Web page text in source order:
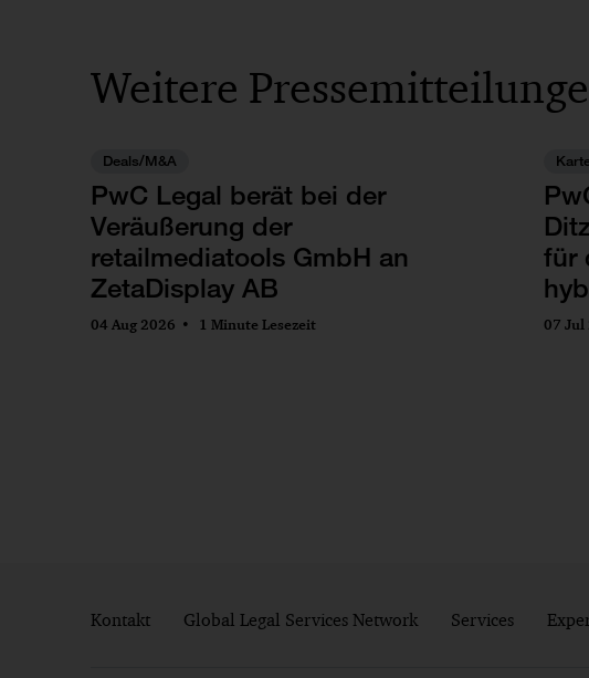
Weitere
Deals/M&A
PwC Legal berät bei der
Veräußerung der
retailmediatools GmbH an
ZetaDisplay AB
04 Aug 2026 1 Minute Lesezeit
für
07 Jul
Kontakt Global Legal Services Network Services